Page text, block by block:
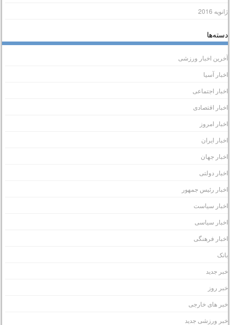
2016
اخبار ورزشی
آسیا
اجتماعی
اقتصادی
امروز
ایران
جهان
دولتی
رئیس جمهور
سیاست
سیاسی
فرهنگی
جدید
روز
های خارجی
ورزشی جدید